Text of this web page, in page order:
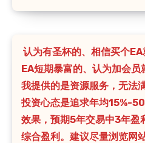
认为有圣杯的、相信买个
EA短期暴富的、认为加会员
我提供的是资源服务，无法
投资心态是追求年均15%-
效果，预期5年交易中3年盈
综合盈利。建议尽量浏览网